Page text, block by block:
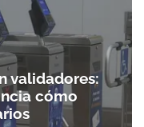
ACEPTAR
validadores:
cómo